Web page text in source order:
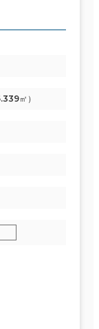
㎡）